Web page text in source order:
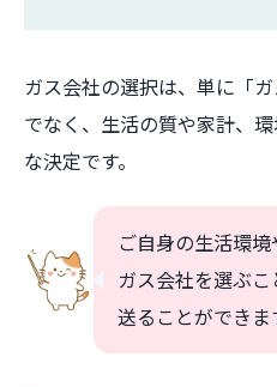
ガス会社の選択は、単に「
でなく、生活の質や家計、
な決定です。
ご自身の生活環
ガス会社を選ぶ
送ることができま